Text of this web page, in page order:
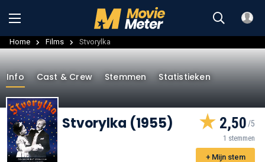
Home Films Stvorylka
Info Cast & Crew Stemmen Statistieken
Stvorylka (1955) 2,50
1 stemmen
+ Mijn stem